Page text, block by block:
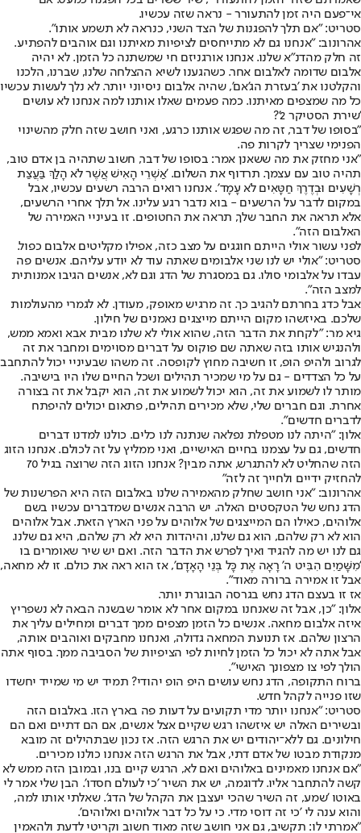
אי־פעם היה זמן להתעורר - נראה שזה עכשיו.
סטריט: "אם תלך להפגנות של הצד השני, כנראה לא תשמע אותו".
אהרונוב: "אנחנו גם לא מתייחסים לציפיות מאיתנו וגם אוהבים להפתיע.
זה חלק מהדנ"א שלנו. אנחנו אורגניזם חי שמשתנה כל הזמן. לא יהיה
אלבום שדומה לאלבום אחר. כשהגענו לשיא ההצלחה שלנו, שברנו, הלכנו
והקלטנו את 'בעזרת הג'אם', שהיה אלבום ניסיוני יותר. לא נלך לעשות עכשיו
כל מה שמצפים מאיתנו. כמה פעמים שאלו אותנו למה אנחנו לא עושים
'שירת הסטיקר 2'?
"בסופו של דבר, זה מה שפגש אותנו כרגע, ואני חושב שזה חלק מהשינוי
הפנימי שצריך לקרות פה.
"אני מחזק את מה ששאנן אמר: בסופו של דבר, חשוב שתהיה בן אדם טוב,
תהיה טוב עם עצמך. תרדוף את השלום. 'אַשְׁרֵי הָאִישׁ אֲשֶׁר לֹא הָלַךְ בַּעֲצַת
רְשָׁעִים וּבְדֶרֶךְ חַטָּאִים לֹא עָמָד'. אנחנו רואים הרבה רשעים עכשיו, אבל
במקום לדבר על הרשעים - בוא נדבר רגע עלינו. אל תלך אחרי הרשעים,
אלא תראה את החבר שלך, תראה את החטופים. זו בעיניי האמירה של
האלבום הזה".
לפני עשור אולי הייתם חוגגים על מצב כזה, אפילו מקליטים אלבום כפול.
סטריט: "אולי יש לנו שני אלבומים שאתה עוד לא יודע עליהם. אנשים פה
עבדו על אלבומי סולו. גם במסגרת של הדג וגם לא, אנשים הגיבו אמנותית
למצב הזה".
אבל כדג בחרתם להגיב כך. זה מרגיש מאופק, מעודן. לא לגמרי מהעולמות
שלכם. באיזשהו מקום הייתם מייצגים נאמנים של חילון.
גיא מר: "לקחת את הדבר הזה, שהוא אולי לא שלנו מבית אבא ואמא ממש,
ולהנגיש אותו בזה שאתה שם פוקוס על דברים מסוימים ומחבר את זה
לגרוב ולהיפ הופ, זו חשיבה מחוץ לקופסה. זה משהו שבעיניי יכול להתחבב
על כל הצדדים - גם על מי שמכיר תהילים ושכל החיים שלו היו בישיבה.
מותר לו לשמוע את זה, הוא יכול לשמוע את זה, הוא יקבל את זה בצורה
אחרת. וגם חברים שלי, שלא מכירים תהילים, פתאום יכולים להיפתח
לדברים חדשים".
אלון: "היתה לנו מטפלת נפלאה שנתנה לנו כלים. כולנו למדנו דברים
חדשים, גם על עצמנו בחיים האישיים, ואני ממליץ על זה לכולם. אנחנו הזוג
הזה שהחליט לא להתגרש, אתה מבין? אנחנו הזוג הזה שרוצה בגיל 70
להחזיק ידיים ולחייך זה לזה"
אהרונוב: "אני חושב שחלק מהאמירה שלנו באלבום הזה היא הפרשנות של
הדג נחש של הטקסטים האלה. יש הרבה אנשים שמדברים עכשיו בשם
אלוהים, כאילו הם המייצגים של אלוהים על פני הארץ הזאת. אבל אלוהים
הוא לא רק שלהם, הוא גם שלנו, והיהדות היא לא רק שלהם, היא גם שלנו.
גם לנו יש מה להגיד ואיך לפרש את הדבר הזה. ואם יש שיר שאומרים בו
'מִשָּׁמַיִם הִבִּיט ה' רָאָה אֶת כָּל בְּנֵי הָאָדָם', אז הוא ראה את כולם. זו לא מחאה,
אבל זו אמירה ברורה מאוד".
אז זו בעצם הדג נחש בגרסה הבוגרת יותר.
אלון: "כן, אבל זה שאנחנו במקום אחר לא אומר שבשנה הבאה לא נשפריץ
איזה אלבום מחאה. אנשים כל הזמן מצפים ממך דברים ומחילים עליך את
הרצון שלהם. אז תנועת המחאה גדולה, ואנחנו מחבקים ואוהבים אותה,
אבל אתה לא יכול כל הזמן לחיות לפי הציפיות של הסביבה ממך. בסוף אתה
הולך לפי צו מצפונך האישי".
ברוח התקופה, הדג נחש עושים היפ הופ יהודי? תמיד יש מי שמייד יחשדו
שזו פנייה לקהל חדש.
סטריט: "אנחנו יותר מדי תקועים על דעות פה בארץ הזו. באלבום הזה
ובשירים האלה יש איזשהו רגש שקיים אצל אנשים, אם הם דתיים ואם הם
חילונים. גם ללא־יהודים יש את הרגש הזה. אז נכון שבתהילים זה מובא
מנקודת מבטו של אדם דתי, אבל את הרגש הזה אנחנו כולנו מכירים.
"אם אנחנו מאמינים באלוהים ואם לא, הרגש קיים בנו, ובמובן הזה ממש לא
קשה להתחבר אליו. לדוגמה, יש את השיר 'כי לעולם חסדו'. הבן שלי אמר לי
באוטו 'שמע, זה השיר שהכי יעצבן את הקהל של הדג'. שאלתי אותו למה,
והוא ענה לי 'כי זה דוסי מדי. כי על כל דבר אלוהים ואלוהים'.
"אמרתי לו: תקשיב, גם אני חושב שזה מאוד חשוב וקריטי לדעת ולהאמין